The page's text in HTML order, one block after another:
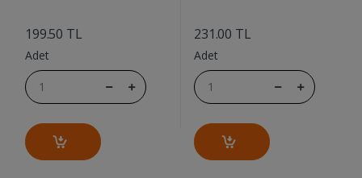
199.50 TL
Adet
231.00 TL
Adet